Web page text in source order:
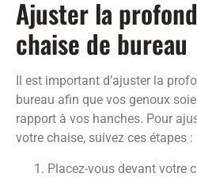
Ajuster la
chaise de bureau
Il est important d’ajuster la
bureau afin que vos genoux
rapport à vos hanches. Pour
votre chaise, suivez ces étapes :
Placez-vous devant votre